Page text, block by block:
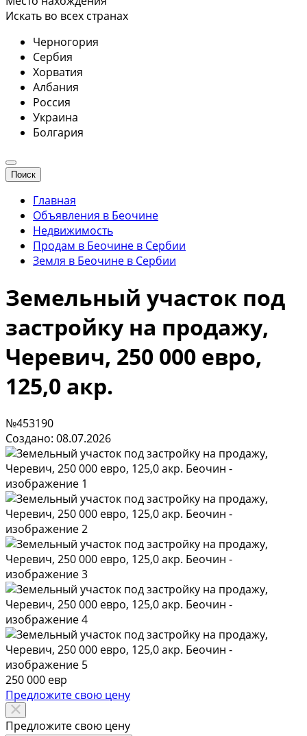
Искать во всех странах
Черногория
Сербия
Хорватия
Албания
Россия
Украина
Болгария
Поиск
Главная
Объявления в Беочине
Недвижимость
Продам в Беочине в Сербии
Земля в Беочине в Сербии
Земельный участок под
застройку на продажу,
Черевич, 250 000 евро,
125,0 акр.
№453190
Создано: 08.07.2026
250 000 евр
Предложите свою цену
Предложите свою цену